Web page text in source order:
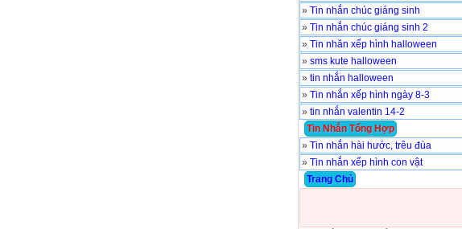
» Tin nhắn chúc giáng sinh
» Tin nhắn chúc giáng sinh 2
» Tin nhăn xếp hình halloween
» sms kute halloween
» tin nhắn halloween
» Tin nhắn xếp hình ngày 8-3
» tin nhắn valentin 14-2
Tin Nhắn Tổng Hợp
» Tin nhắn hài hước, trêu đùa
» Tin nhắn xếp hình con vật
Trang Chủ